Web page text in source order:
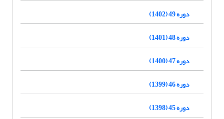
دوره 49 (1402)
دوره 48 (1401)
دوره 47 (1400)
دوره 46 (1399)
دوره 45 (1398)